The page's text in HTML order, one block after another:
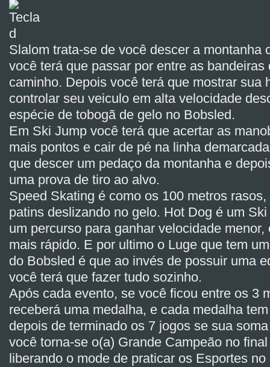
Slalom trata-se de você descer a montanha
você terá que passar por entre as bandeiras
caminho. Depois você terá que mostrar sua
controlar seu veiculo em alta velocidade
espécie de tobogã de gelo no Bobsled.
Em Ski Jump você terá que acertar as
mais pontos e cair de pé na linha
que descer um pedaço da montanha e
uma prova de tiro ao alvo.
Speed Skating é como os 100 metros
patins deslizando no gelo. Hot Dog é um
um percurso para ganhar velocidade menor,
mais rápido. E por ultimo o Luge que tem
do Bobsled é que ao invés de possuir uma
você terá que fazer tudo sozinho.
Após cada evento, se você ficou entre os 3
receberá uma medalha, e cada medalha
depois de terminado os 7 jogos se sua
você torna-se o(a) Grande Campeão no
liberando o mode de praticar os Esportes